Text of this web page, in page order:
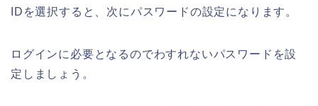
IDを選択すると、次にパスワードの設定になります。
ログインに必要となるのでわすれないパスワードを設
定しましょう。